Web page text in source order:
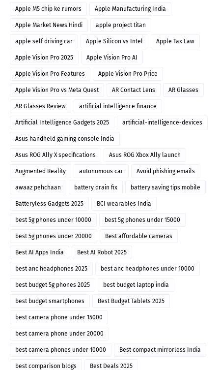
Apple M5 chip ke rumors Apple Manufacturing India
Apple Market News Hindi apple project titan
apple self driving car Apple Silicon vs Intel Apple Tax Law
Apple Vision Pro 2025 Apple Vision Pro AI
Apple Vision Pro Features Apple Vision Pro Price
Apple Vision Pro vs Meta Quest AR Contact Lens AR Glasses
AR Glasses Review artificial intelligence finance
Artificial Intelligence Gadgets 2025 artificial-intelligence-devices
Asus handheld gaming console India
Asus ROG Ally X specifications Asus ROG Xbox Ally launch
Augmented Reality autonomous car Avoid phishing emails
awaaz pehchaan battery drain fix battery saving tips mobile
Batteryless Gadgets 2025 BCI wearables India
best 5g phones under 10000 best 5g phones under 15000
best 5g phones under 20000 Best affordable cameras
Best AI Apps India Best AI Robot 2025
best anc headphones 2025 best anc headphones under 10000
best budget 5g phones 2025 best budget laptop india
best budget smartphones Best Budget Tablets 2025
best camera phone under 15000
best camera phone under 20000
best camera phones under 10000 Best compact mirrorless India
best comparison blogs Best Deals 2025